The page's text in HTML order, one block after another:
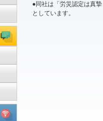
●同社は「労災認定は真
としています。